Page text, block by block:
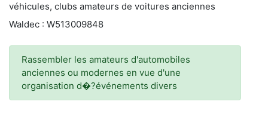
véhicules, clubs amateurs de voitures anciennes
Waldec : W513009848
Rassembler les amateurs d'automobiles
anciennes ou modernes en vue d'une
organisation d�?événements divers